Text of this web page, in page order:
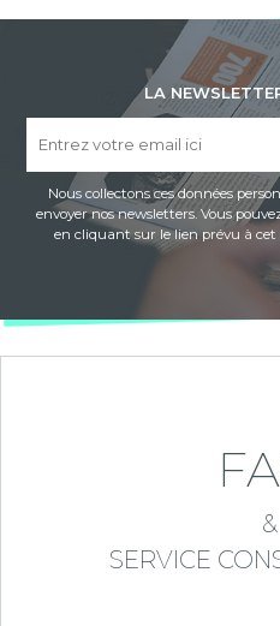
LA
Nous collectons ces données
envoyer nos newsletters. Vous
en cliquant sur le lien prévu à cet
&
SERVICE